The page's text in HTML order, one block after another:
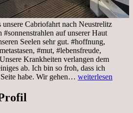
unsere Cabriofahrt nach Neustrelitz
auf unserer Haut
Seelen sehr gut. #hoffnung,
#mut, #lebensfreude,
Krankheiten verlangen dem
ab. Ich bin so froh, dass ich
habe. Wir gehen… Sonnabend,
weiterlesen